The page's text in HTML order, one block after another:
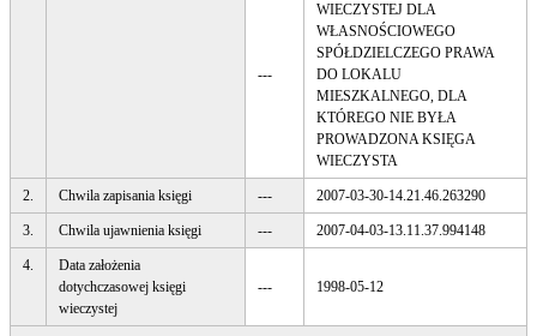
---
WIECZYSTEJ DLA
WŁASNOŚCIOWEGO
SPÓŁDZIELCZEGO PRAWA
DO LOKALU
MIESZKALNEGO, DLA
KTÓREGO NIE BYŁA
PROWADZONA KSIĘGA
WIECZYSTA
2. Chwila zapisania księgi --- 2007-03-30-14.21.46.263290
3. Chwila ujawnienia księgi --- 2007-04-03-13.11.37.994148
4.
Data założenia
dotychczasowej księgi
wieczystej
--- 1998-05-12